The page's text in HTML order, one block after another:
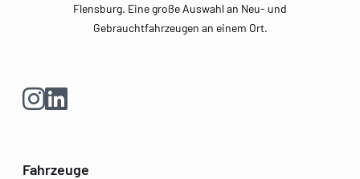
Flensburg. Eine große Auswahl an Neu- und
Gebrauchtfahrzeugen an einem Ort.
Fahrzeuge